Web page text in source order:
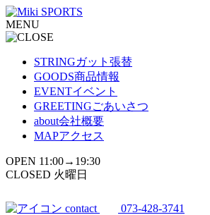
コ
ン
テ
MENU
STRINGガット張替
GOODS商品情報
EVENTイベント
GREETINGごあいさつ
about会社概要
MAPアクセス
OPEN 11:00→19:30
CLOSED 火曜日
contact 073-428-3741